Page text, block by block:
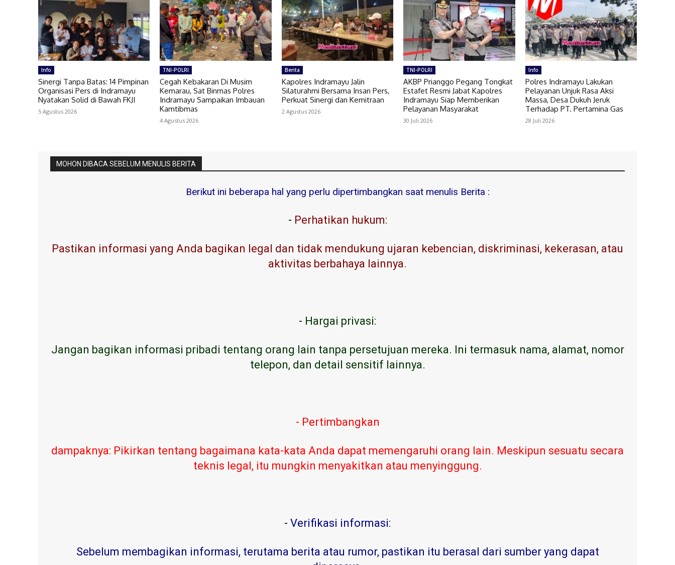
Info
Sinergi Tanpa Batas: 14 Pimpinan
Organisasi Pers di Indramayu
Nyatakan Solid di Bawah FKJI
5 Agustus 2026
TNI-POLRI
Cegah Kebakaran Di Musim
Kemarau, Sat Binmas Polres
Indramayu Sampaikan Imbauan
Kamtibmas
4 Agustus 2026
Berita
Kapolres Indramayu Jalin
Silaturahmi Bersama Insan Pers,
Perkuat Sinergi dan Kemitraan
2 Agustus 2026
TNI-POLRI
AKBP Prianggo Pegang Tongkat
Estafet Resmi Jabat Kapolres
Indramayu Siap Memberikan
Pelayanan Masyarakat
30 Juli 2026
Info
Polres Indramayu Lakukan
Pelayanan Unjuk Rasa Aksi
Massa, Desa Dukuh Jeruk
Terhadap PT. Pertamina Gas
28 Juli 2026
MOHON DIBACA SEBELUM MENULIS BERITA
Berikut ini beberapa hal yang perlu dipertimbangkan saat menulis Berita :
- Perhatikan hukum:
Pastikan informasi yang Anda bagikan legal dan tidak mendukung ujaran kebencian, diskriminasi, kekerasan, atau
aktivitas berbahaya lainnya.
- Hargai privasi:
Jangan bagikan informasi pribadi tentang orang lain tanpa persetujuan mereka. Ini termasuk nama, alamat, nomor
telepon, dan detail sensitif lainnya.
- Pertimbangkan
dampaknya: Pikirkan tentang bagaimana kata-kata Anda dapat memengaruhi orang lain. Meskipun sesuatu secara
teknis legal, itu mungkin menyakitkan atau menyinggung.
- Verifikasi informasi:
Sebelum membagikan informasi, terutama berita atau rumor, pastikan itu berasal dari sumber yang dapat